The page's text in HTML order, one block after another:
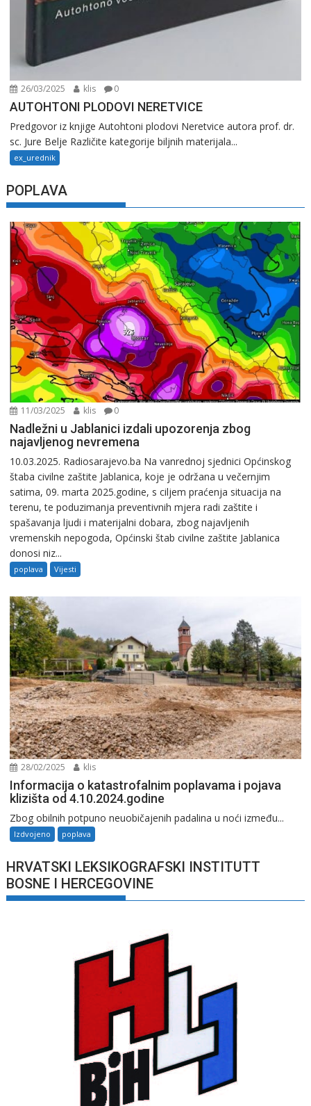
26/03/2025 klis 0
AUTOHTONI PLODOVI NERETVICE
Predgovor iz knjige Autohtoni plodovi Neretvice autora prof. dr.
sc. Jure Belje Različite kategorije biljnih materijala...
ex_urednik
POPLAVA
11/03/2025 klis 0
Nadležni u Jablanici izdali upozorenja zbog
najavljenog nevremena
10.03.2025. Radiosarajevo.ba Na vanrednoj sjednici Općinskog
štaba civilne zaštite Jablanica, koje je održana u večernjim
satima, 09. marta 2025.godine, s ciljem praćenja situacija na
terenu, te poduzimanja preventivnih mjera radi zaštite i
spašavanja ljudi i materijalni dobara, zbog najavljenih
vremenskih nepogoda, Općinski štab civilne zaštite Jablanica
donosi niz...
poplava Vijesti
28/02/2025 klis
Informacija o katastrofalnim poplavama i pojava
klizišta od 4.10.2024.godine
Zbog obilnih potpuno neuobičajenih padalina u noći između...
Izdvojeno poplava
HRVATSKI LEKSIKOGRAFSKI INSTITUTT
BOSNE I HERCEGOVINE